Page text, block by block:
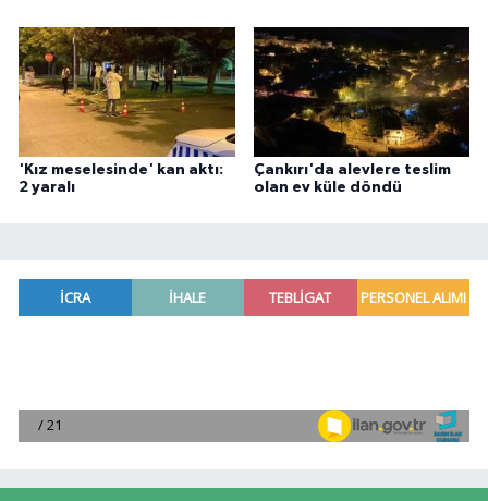
'Kız meselesinde' kan aktı:
2 yaralı
Çankırı'da alevlere teslim
olan ev küle döndü